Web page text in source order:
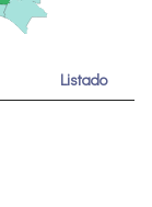
Listado